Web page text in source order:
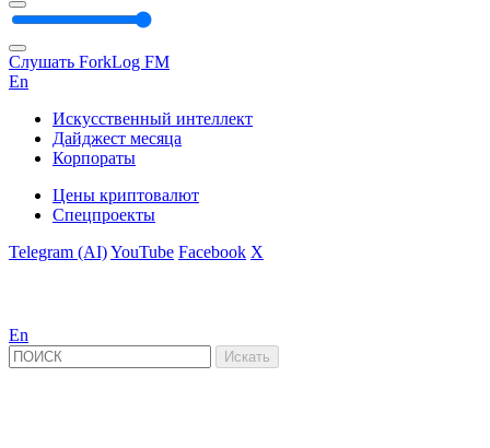
Слушать ForkLog FM
En
Искусственный интеллект
Дайджест месяца
Корпораты
Цены криптовалют
Спецпроекты
Telegram (AI)YouTube Facebook X
En